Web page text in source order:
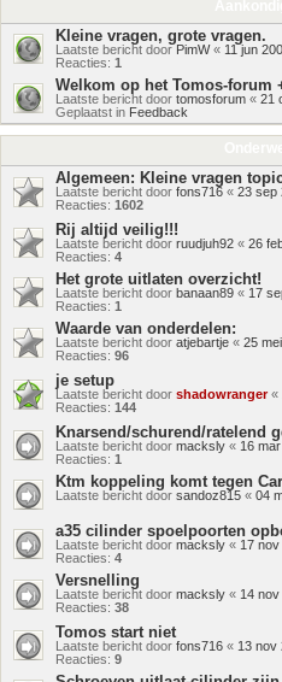
Kleine vragen, grote vragen.
Laatste bericht doorPimW« 11 jun
Reacties: 1
Welkom op het Tomos-forum
Laatste bericht door tomosforum « 21
Geplaatst in Feedback
Algemeen: Kleine vragen
Laatste bericht door fons716 « 23 sep
Reacties: 1602
Rij altijd veilig!!!
Laatste bericht door ruudjuh92 « 26
Reacties: 4
Het grote uitlaten overzicht!
Laatste bericht door banaan89 « 17
Reacties: 1
Waarde van onderdelen:
Laatste bericht door atjebartje « 25
Reacties: 96
je setup
Laatste bericht door shadowranger«
Reacties: 144
Knarsend/schurend/ratelend
Laatste bericht door macksly « 16
Reacties: 1
Ktm koppeling komt tegen
Laatste bericht door sandoz815 « 04
a35 cilinder spoelpoorten
Laatste bericht door macksly « 17
Reacties: 4
Versnelling
Laatste bericht door macksly « 14
Reacties: 38
Tomos start niet
Laatste bericht door fons716 « 13 nov
Reacties: 9